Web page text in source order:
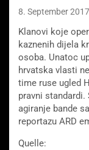
8. September 2017
Klanovi koje
kaznenih dijela
osoba. Unatoc
hrvatska vlasti
time ruse ugled
pravni
agiranje bande
reportazu ARD
Quelle: